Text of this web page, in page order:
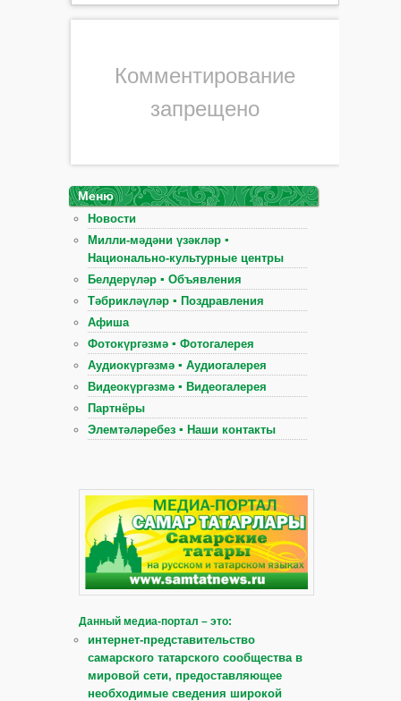
Комментирование
запрещено
Меню
Новости
Милли-мәдәни үзәкләр ▪
Национально-культурные центры
Белдерүләр ▪ Объявления
Тәбрикләүләр ▪ Поздравления
Афиша
Фотокүргәзмә ▪ Фотогалерея
Аудиокүргәзмә ▪ Аудиогалерея
Видеокүргәзмә ▪ Видеогалерея
Партнёры
Элемтәләребез ▪ Наши контакты
Данный медиа-портал – это:
интернет-представительство
самарского татарского сообщества в
мировой сети, предоставляющее
необходимые сведения широкой